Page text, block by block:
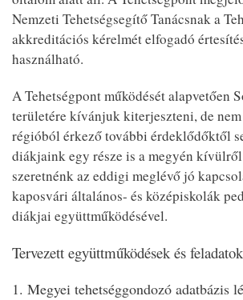
Nemzeti Tehetségsegítő Tanácsnak a
akkreditációs kérelmét elfogadó
használható.
A Tehetségpont működését alapvetően
területére kívánjuk kiterjeszteni, de
régióból érkező további érdeklődőktől
diákjaink egy része is a megyén
szeretnénk az eddigi meglévő jó
kaposvári általános- és középiskolák
diákjai együttműködésével.
Tervezett együttműködések és
1. Megyei tehetséggondozó adatbázis